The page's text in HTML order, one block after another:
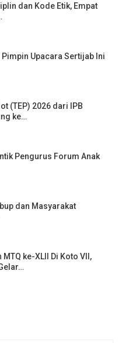
dan Kode Etik, Empat
Upacara Sertijab Ini
(TEP) 2026 dari IPB
ke…
Pengurus Forum Anak
dan Masyarakat
ke-XLII Di Koto VII,